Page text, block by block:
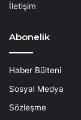
İletişim
Abonelik
Haber Bülteni
Sosyal Medya
Sözleşme